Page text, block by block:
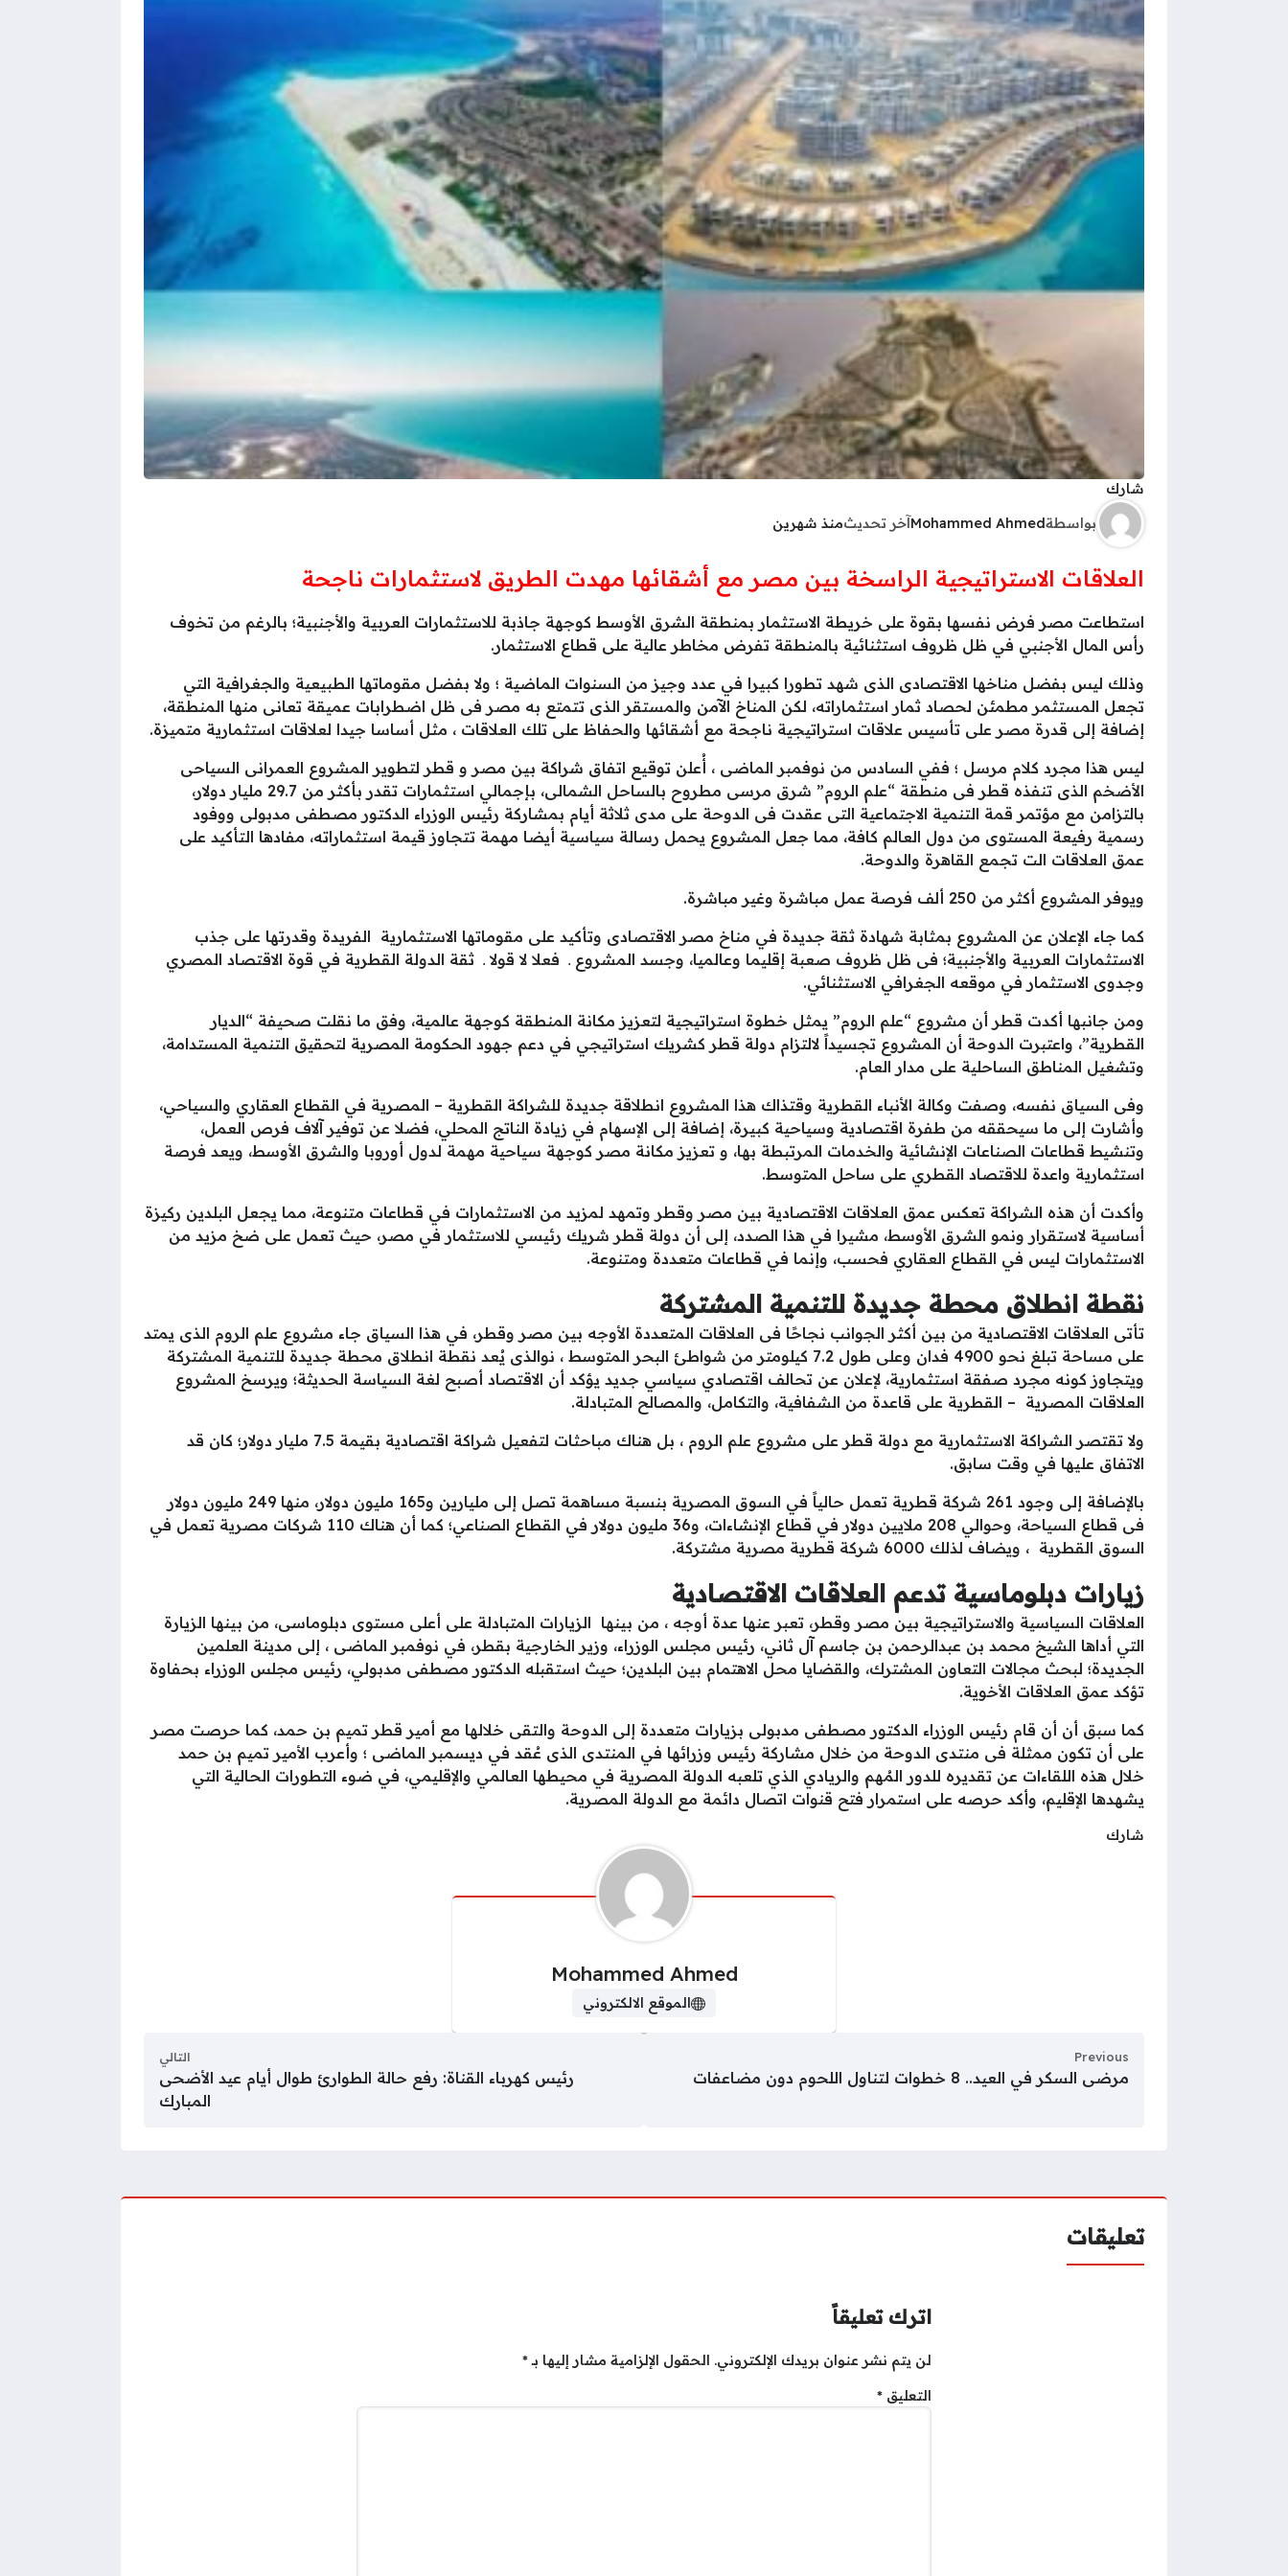
شارك
بواسطةMohammed Ahmedآخر تحديثمنذ شهرين
العلاقات الاستراتيجية الراسخة بين مصر مع أشقائها مهدت الطريق لاستثمارات ناجحة
استطاعت مصر فرض نفسها بقوة على خريطة الاستثمار بمنطقة الشرق الأوسط كوجهة جاذبة للاستثمارات العربية والأجنبية؛ بالرغم من تخوف
رأس المال الأجنبي في ظل ظروف استثنائية بالمنطقة تفرض مخاطر عالية على قطاع الاستثمار.
وذلك ليس بفضل مناخها الاقتصادى الذى شهد تطورا كبيرا في عدد وجيز من السنوات الماضية ؛ ولا بفضل مقوماتها الطبيعية والجغرافية التي
تجعل المستثمر مطمئن لحصاد ثمار استثماراته، لكن المناخ الآمن والمستقر الذى تتمتع به مصر فى ظل اضطرابات عميقة تعانى منها المنطقة،
إضافة إلى قدرة مصر على تأسيس علاقات استراتيجية ناجحة مع أشقائها والحفاظ على تلك العلاقات ، مثل أساسا جيدا لعلاقات استثمارية متميزة.
ليس هذا مجرد كلام مرسل ؛ ففي السادس من نوفمبر الماضى ، أُعلن توقيع اتفاق شراكة بين مصر و قطر لتطوير المشروع العمرانى السياحى
الأضخم الذى تنفذه قطر فى منطقة “علم الروم” شرق مرسى مطروح بالساحل الشمالى، بإجمالي استثمارات تقدر بأكثر من 29.7 مليار دولار،
بالتزامن مع مؤتمر قمة التنمية الاجتماعية التى عقدت فى الدوحة على مدى ثلاثة أيام بمشاركة رئيس الوزراء الدكتور مصطفى مدبولى ووفود
رسمية رفيعة المستوى من دول العالم كافة، مما جعل المشروع يحمل رسالة سياسية أيضا مهمة تتجاوز قيمة استثماراته، مفادها التأكيد على
عمق العلاقات الت تجمع القاهرة والدوحة.
ويوفر المشروع أكثر من 250 ألف فرصة عمل مباشرة وغير مباشرة.
كما جاء الإعلان عن المشروع بمثابة شهادة ثقة جديدة في مناخ مصر الاقتصادى وتأكيد على مقوماتها الاستثمارية الفريدة وقدرتها على جذب
الاستثمارات العربية والأجنبية؛ فى ظل ظروف صعبة إقليما وعالميا، وجسد المشروع ـ فعلا لا قولا ـ ثقة الدولة القطرية في قوة الاقتصاد المصري
وجدوى الاستثمار في موقعه الجغرافي الاستثنائي.
ومن جانبها أكدت قطر أن مشروع “علم الروم” يمثل خطوة استراتيجية لتعزيز مكانة المنطقة كوجهة عالمية، وفق ما نقلت صحيفة “الديار
القطرية”، واعتبرت الدوحة أن المشروع تجسيداً لالتزام دولة قطر كشريك استراتيجي في دعم جهود الحكومة المصرية لتحقيق التنمية المستدامة،
وتشغيل المناطق الساحلية على مدار العام.
وفى السياق نفسه، وصفت وكالة الأنباء القطرية وقتذاك هذا المشروع انطلاقة جديدة للشراكة القطرية – المصرية في القطاع العقاري والسياحي،
وأشارت إلى ما سيحققه من طفرة اقتصادية وسياحية كبيرة، إضافة إلى الإسهام في زيادة الناتج المحلي، فضلا عن توفير آلاف فرص العمل،
وتنشيط قطاعات الصناعات الإنشائية والخدمات المرتبطة بها، و تعزيز مكانة مصر كوجهة سياحية مهمة لدول أوروبا والشرق الأوسط، ويعد فرصة
استثمارية واعدة للاقتصاد القطري على ساحل المتوسط.
وأكدت أن هذه الشراكة تعكس عمق العلاقات الاقتصادية بين مصر وقطر وتمهد لمزيد من الاستثمارات في قطاعات متنوعة، مما يجعل البلدين ركيزة
أساسية لاستقرار ونمو الشرق الأوسط، مشيرا في هذا الصدد، إلى أن دولة قطر شريك رئيسي للاستثمار في مصر، حيث تعمل على ضخ مزيد من
الاستثمارات ليس في القطاع العقاري فحسب، وإنما في قطاعات متعددة ومتنوعة.
نقطة انطلاق محطة جديدة للتنمية المشتركة
تأتى العلاقات الاقتصادية من بين أكثر الجوانب نجاحًا فى العلاقات المتعددة الأوجه بين مصر وقطر، في هذا السياق جاء مشروع علم الروم الذى يمتد
على مساحة تبلغ نحو 4900 فدان وعلى طول 7.2 كيلومتر من شواطئ البحر المتوسط ، نوالذى يُعد نقطة انطلاق محطة جديدة للتنمية المشتركة
ويتجاوز كونه مجرد صفقة استثمارية، لإعلان عن تحالف اقتصادي سياسي جديد يؤكد أن الاقتصاد أصبح لغة السياسة الحديثة؛ ويرسخ المشروع
العلاقات المصرية – القطرية على قاعدة من الشفافية، والتكامل، والمصالح المتبادلة.
ولا تقتصر الشراكة الاستثمارية مع دولة قطر على مشروع علم الروم ، بل هناك مباحثات لتفعيل شراكة اقتصادية بقيمة 7.5 مليار دولار؛ كان قد
الاتفاق عليها في وقت سابق.
بالإضافة إلى وجود 261 شركة قطرية تعمل حالياً في السوق المصرية بنسبة مساهمة تصل إلى مليارين و165 مليون دولار، منها 249 مليون دولار
فى قطاع السياحة، وحوالي 208 ملايين دولار في قطاع الإنشاءات، و36 مليون دولار في القطاع الصناعي؛ كما أن هناك 110 شركات مصرية تعمل في
السوق القطرية ، ويضاف لذلك 6000 شركة قطرية مصرية مشتركة.
زيارات دبلوماسية تدعم العلاقات الاقتصادية
العلاقات السياسية والاستراتيجية بين مصر وقطر، تعبر عنها عدة أوجه ، من بينها الزيارات المتبادلة على أعلى مستوى دبلوماسى، من بينها الزيارة
التي أداها الشيخ محمد بن عبدالرحمن بن جاسم آل ثاني، رئيس مجلس الوزراء، وزير الخارجية بقطر، في نوفمبر الماضى ، إلى مدينة العلمين
الجديدة؛ لبحث مجالات التعاون المشترك، والقضايا محل الاهتمام بين البلدين؛ حيث استقبله الدكتور مصطفى مدبولي، رئيس مجلس الوزراء بحفاوة
تؤكد عمق العلاقات الأخوية.
كما سبق أن أن قام رئيس الوزراء الدكتور مصطفى مدبولى بزيارات متعددة إلى الدوحة والتقى خلالها مع أمير قطر تميم بن حمد، كما حرصت مصر
على أن تكون ممثلة فى منتدى الدوحة من خلال مشاركة رئيس وزرائها في المنتدى الذى عُقد في ديسمبر الماضى ؛ وأعرب الأمير تميم بن حمد
خلال هذه اللقاءات عن تقديره للدور المُهم والريادي الذي تلعبه الدولة المصرية في محيطها العالمي والإقليمي، في ضوء التطورات الحالية التي
يشهدها الإقليم، وأكد حرصه على استمرار فتح قنوات اتصال دائمة مع الدولة المصرية.
شارك
Mohammed Ahmed
الموقع الالكتروني
Previous
مرضى السكر في العيد.. 8 خطوات لتناول اللحوم دون مضاعفات
التالي
رئيس كهرباء القناة: رفع حالة الطوارئ طوال أيام عيد الأضحى
المبارك
تعليقات
اترك تعليقاً
لن يتم نشر عنوان بريدك الإلكتروني. الحقول الإلزامية مشار إليها بـ*
التعليق *